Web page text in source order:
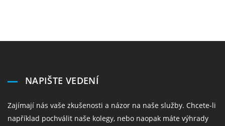
NAPIŠTE VEDENÍ
Zajímají nás vaše zkušenosti a názor na naše služby. Chcete-li
například pochválit naše kolegy, nebo naopak máte výhrady